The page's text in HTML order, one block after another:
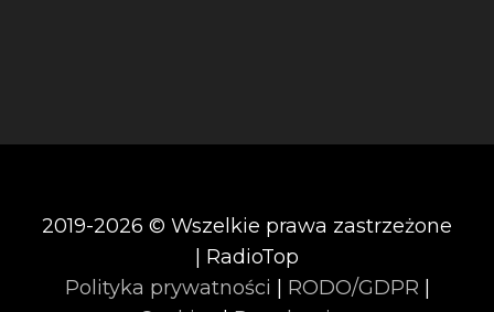
2019-2026 © Wszelkie prawa zastrzeżone
| RadioTop
Polityka prywatności
RODO/GDPR